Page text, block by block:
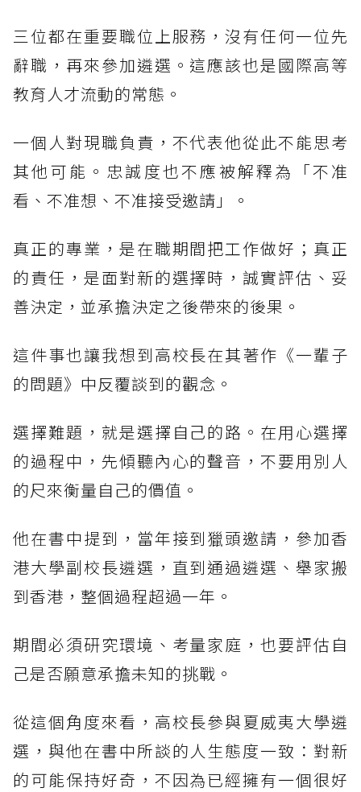
三位都在重要職位上服務，沒有任何一位先
辭職，再來參加遴選。這應該也是國際高等
教育人才流動的常態。
一個人對現職負責，不代表他從此不能思考
其他可能。忠誠度也不應被解釋為「不准
看、不准想、不准接受邀請」。
真正的專業，是在職期間把工作做好；真正
的責任，是面對新的選擇時，誠實評估、妥
善決定，並承擔決定之後帶來的後果。
這件事也讓我想到高校長在其著作《一輩子
的問題》中反覆談到的觀念。
選擇難題，就是選擇自己的路。在用心選擇
的過程中，先傾聽內心的聲音，不要用別人
的尺來衡量自己的價值。
他在書中提到，當年接到獵頭邀請，參加香
港大學副校長遴選，直到通過遴選、舉家搬
到香港，整個過程超過一年。
期間必須研究環境、考量家庭，也要評估自
己是否願意承擔未知的挑戰。
從這個角度來看，高校長參與夏威夷大學遴
選，與他在書中所談的人生態度一致：對新
的可能保持好奇，不因為已經擁有一個很好